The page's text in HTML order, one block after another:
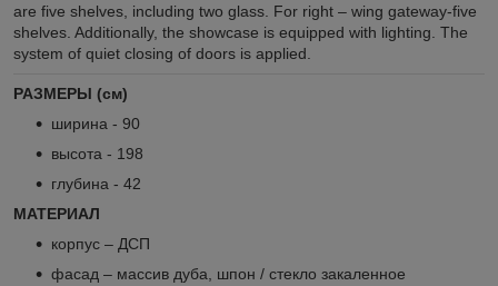
are five shelves, including two glass. For right – wing gateway-five
shelves. Additionally, the showcase is equipped with lighting. The
system of quiet closing of doors is applied.
РАЗМЕРЫ (см)
ширина - 90
высота - 198
глубина - 42
МАТЕРИАЛ
корпус – ДСП
фасад – массив дуба, шпон / стекло закаленное